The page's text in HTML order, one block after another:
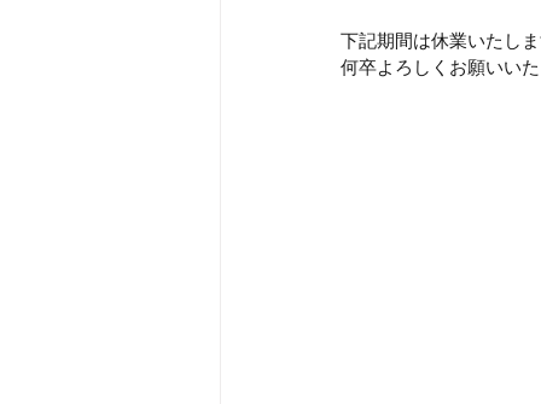
下記期間は休業いたし
何卒よろしくお願いい